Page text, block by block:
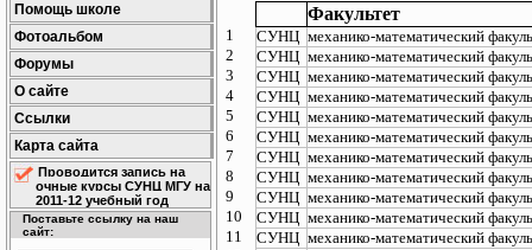
Помощь школе
Фотоальбом
Форумы
О сайте
Ссылки
Карта сайта
Проводится запись на
очные курсы СУНЦ МГУ на
2011-12 учебный год
Поставьте ссылку на наш
сайт:
Факультет
1 СУНЦ механико-математический
2
СУНЦ механико-математический
3
СУНЦ механико-математический
4
СУНЦ механико-математический
5
СУНЦ механико-математический
6
СУНЦ механико-математический
7
СУНЦ механико-математический
8
СУНЦ механико-математический
9
СУНЦ механико-математический
10
СУНЦ механико-математический
11
СУНЦ механико-математический